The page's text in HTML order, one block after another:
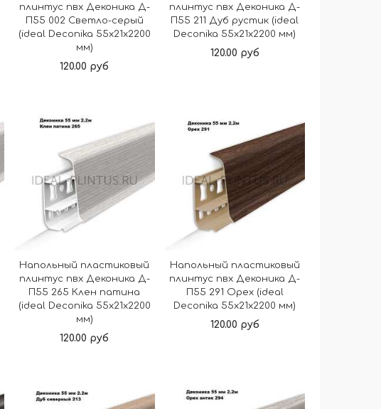
плинтус пвх Деконика Д-
П55 002 Светло-серый
(ideal Deconika 55х21х2200
мм)
120.00 руб
плинтус пвх Деконика Д-
П55 211 Дуб рустик (ideal
Deconika 55х21х2200 мм)
120.00 руб
Напольный пластиковый
плинтус пвх Деконика Д-
П55 265 Клен патина
(ideal Deconika 55х21х2200
мм)
120.00 руб
Напольный пластиковый
плинтус пвх Деконика Д-
П55 291 Орех (ideal
Deconika 55х21х2200 мм)
120.00 руб